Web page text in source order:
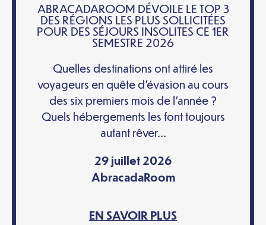
ABRACADAROOM DÉVOILE LE TOP 3
DES RÉGIONS LES PLUS SOLLICITÉES
POUR DES SÉJOURS INSOLITES CE 1ER
SEMESTRE 2026
Quelles destinations ont attiré les
voyageurs en quête d’évasion au cours
des six premiers mois de l’année ?
Quels hébergements les font toujours
autant rêver...
29 juillet 2026
AbracadaRoom
EN SAVOIR PLUS